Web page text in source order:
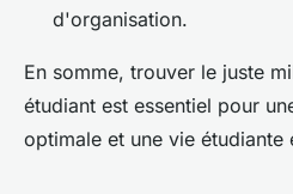
d'organisation.
En somme, trouver le juste
étudiant est essentiel pour
optimale et une vie étudiante